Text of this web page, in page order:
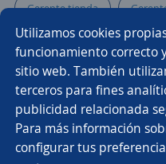
Utilizamos cookies
funcionamiento correcto
sitio web. También
terceros para fines
publicidad relacionada
Para más información
configurar tus
Gerente tienda
Subgerente/a de tienda
Coordinador/a
Supervisor/a de ventas
Buscar es
CT App